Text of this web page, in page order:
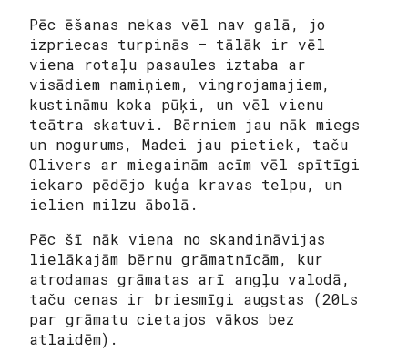
Pēc ēšanas nekas vēl nav galā, jo
izpriecas turpinās – tālāk ir vēl
viena rotaļu pasaules iztaba ar
visādiem namiņiem, vingrojamajiem,
kustināmu koka pūķi, un vēl vienu
teātra skatuvi. Bērniem jau nāk miegs
un nogurums, Madei jau pietiek, taču
Olivers ar miegainām acīm vēl spītīgi
iekaro pēdējo kuģa kravas telpu, un
ielien milzu ābolā.
Pēc šī nāk viena no skandināvijas
lielākajām bērnu grāmatnīcām, kur
atrodamas grāmatas arī angļu valodā,
taču cenas ir briesmīgi augstas (20Ls
par grāmatu cietajos vākos bez
atlaidēm).